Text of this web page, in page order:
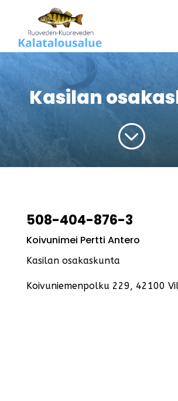
Kasilan
;
508-404-876-3
Koivunimei Pertti Antero
Kasilan osakaskunta
Koivuniemenpolku 229, 42100